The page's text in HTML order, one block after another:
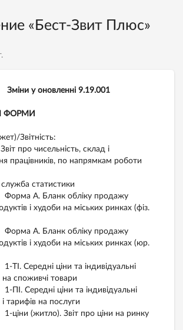
«Бест-Звит Плюс»
Зміни у оновленні 9.19.001
ФОРМИ
Звітність:
про чисельність, склад і
працівників, по напрямкам роботи
статистики
А. Бланк обліку продажу
і худоби на міських ринках (фіз.
А. Бланк обліку продажу
і худоби на міських ринках (юр.
ТІ. Середні ціни та індивідуальні
на споживчі товари
ПІ. Середні ціни та індивідуальні
і тарифів на послуги
ціни (житло). Звіт про ціни на ринку